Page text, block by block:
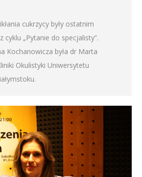
cukrzycy były ostatnim
cyklu „Pytanie do specjalisty”.
Kochanowicza była dr Marta
Okulistyki Uniwersytetu